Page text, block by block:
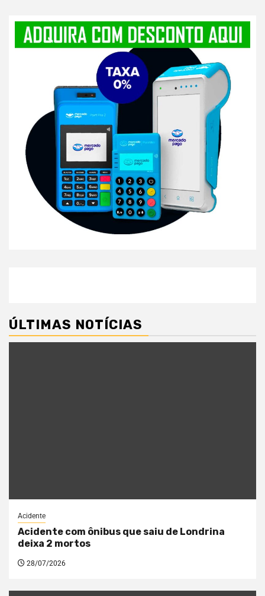
ÚLTIMAS NOTÍCIAS
Acidente
Acidente com ônibus que saiu de Londrina
deixa 2 mortos
28/07/2026